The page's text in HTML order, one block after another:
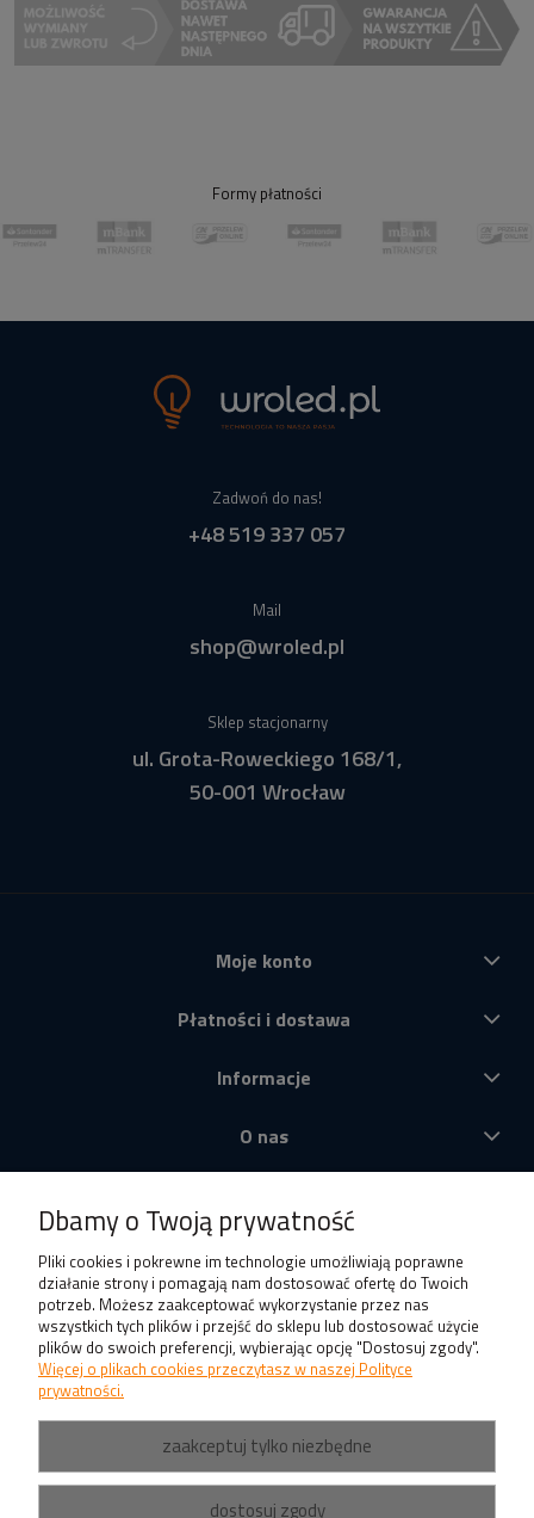
Formy płatności
Zadwoń do nas!
+48 519 337 057
Mail
shop@wroled.pl
Sklep stacjonarny
ul. Grota-Roweckiego 168/1,
50-001 Wrocław
Moje konto
Płatności i dostawa
Informacje
O nas
Dbamy o Twoją prywatność
Pliki cookies i pokrewne im technologie umożliwiają poprawne
działanie strony i pomagają nam dostosować ofertę do Twoich
potrzeb. Możesz zaakceptować wykorzystanie przez nas
wszystkich tych plików i przejść do sklepu lub dostosować użycie
plików do swoich preferencji, wybierając opcję "Dostosuj zgody".
Więcej o plikach cookies przeczytasz w naszej Polityce
prywatności.
zaakceptuj tylko niezbędne
dostosuj zgody